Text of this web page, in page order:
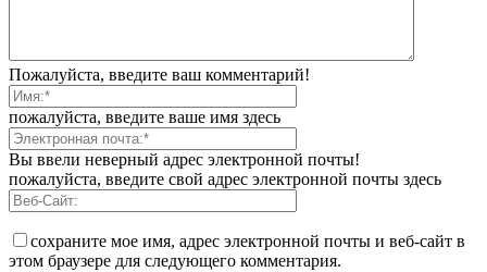
Пожалуйста, введите ваш комментарий!
пожалуйста, введите ваше имя здесь
Вы ввели неверный адрес электронной почты!
пожалуйста, введите свой адрес электронной почты здесь
сохраните мое имя, адрес электронной почты и веб-сайт в
этом браузере для следующего комментария.